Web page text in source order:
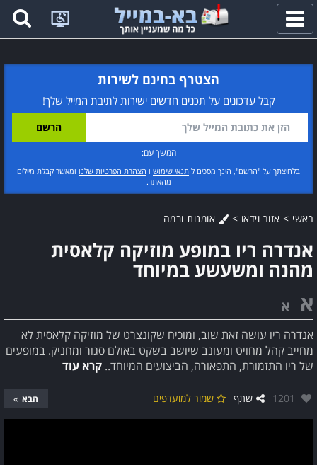
פתח
תפריט
הצטרף בחינם לשירות
קבל עדכונים על תכנים חדשים ישירות לתיבת המייל שלך!
המשך עם:
בלחיצתך על "הרשם", הינך מסכים ל תנאי שימוש ו הצהרת הפרטיות שלנו ומאשר קבלת מיילים
מהאתר.
ראשי > אזור וידאו > אומנות ובמה
אנדרה ריו במופע מוזיקה קלאסית
מהנה ומשעשע במיוחד
א א
אנדרה ריו עושה זאת שוב, ומוכיח שקונצרט של מוזיקה קלאסית לא
מחייב קהל מחויט ומעונב שיושב בשקט באולם סגור ומחניק. במופעים
של ריו התזמורת, התפאורה, הביצועים המיוחד.. קרא עוד
אהבו:
1201 שתף שמור למועדפים הבא